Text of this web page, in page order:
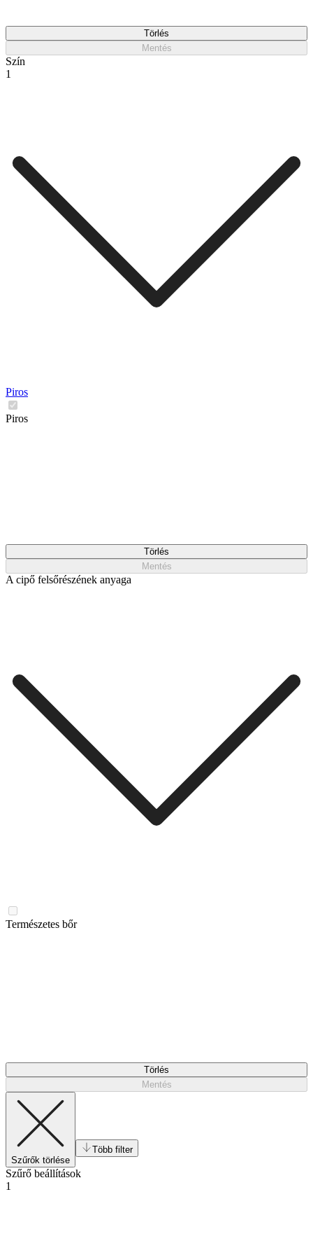
Törlés
Mentés
Szín
1
Piros
Piros
Törlés
Mentés
A cipő felsőrészének anyaga
Természetes bőr
Törlés
Mentés
Szűrők törlése
Több filter
Szűrő beállítások
1